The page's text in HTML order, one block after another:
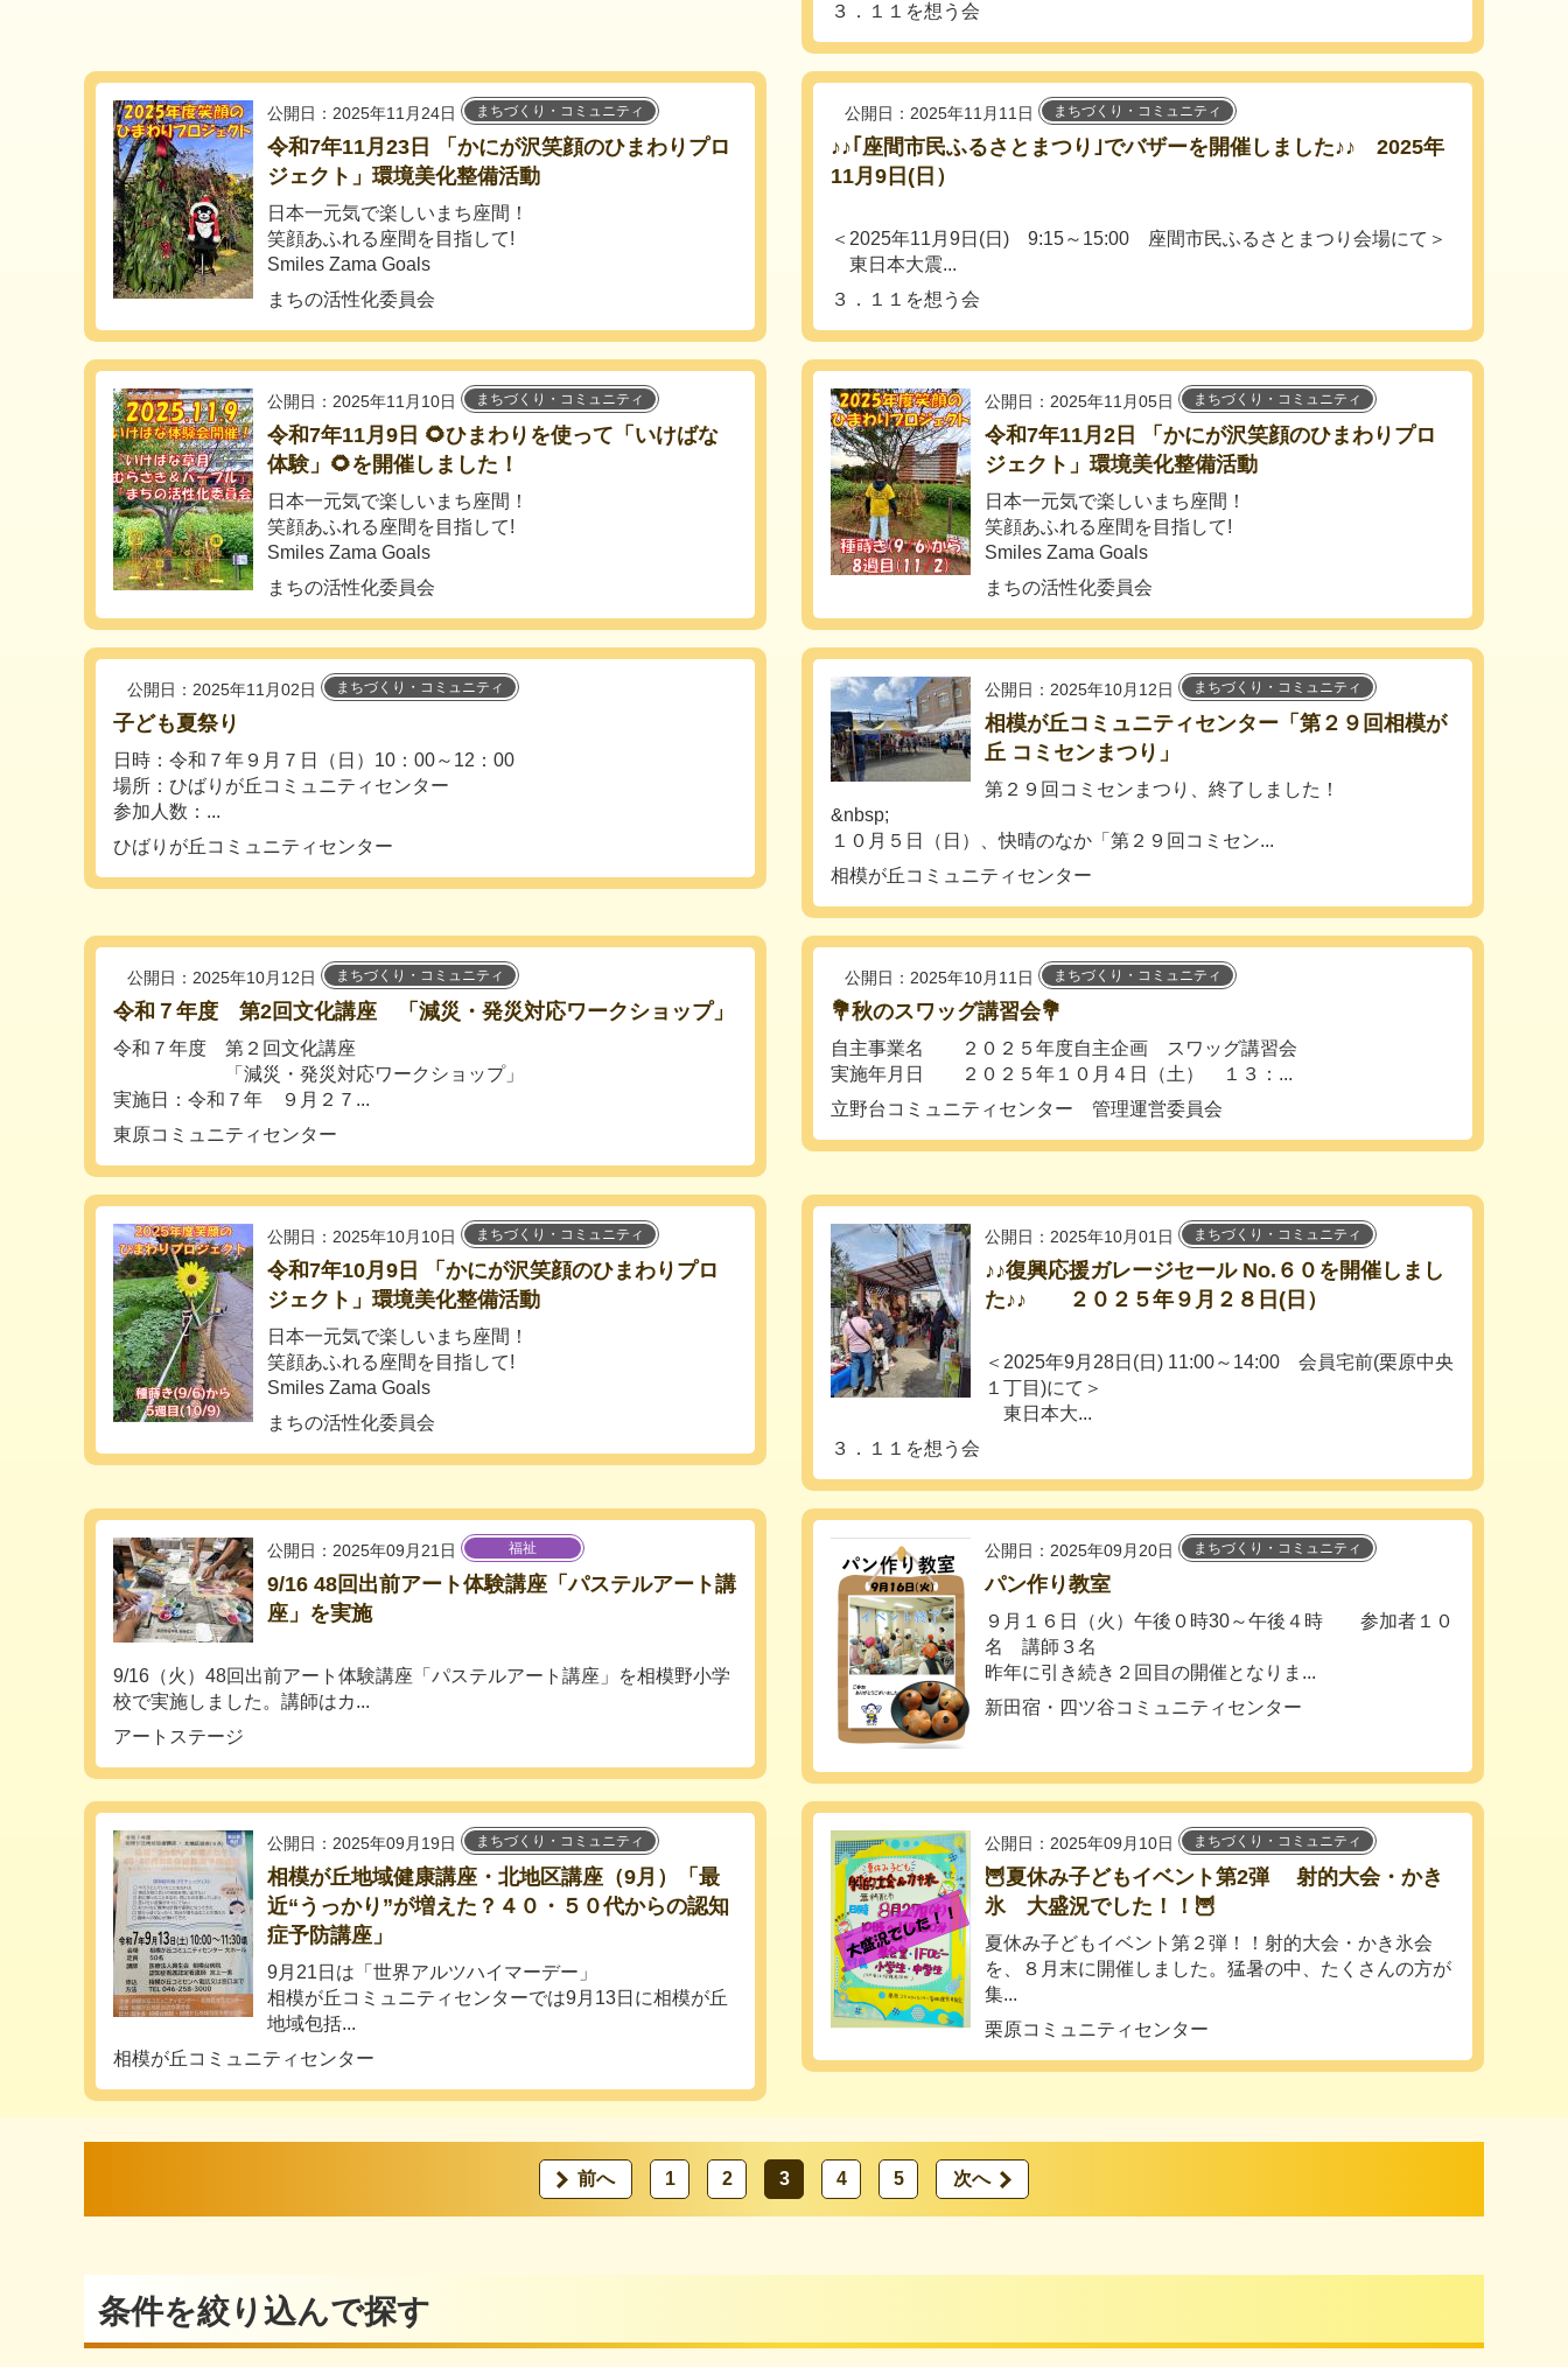
３．１１を想う会
公開日：2025年11月24日 まちづくり・コミュニティ
令和7年11月23日 「かにが沢笑顔のひまわりプロ
ジェクト」環境美化整備活動
日本一元気で楽しいまち座間！
笑顔あふれる座間を目指して!
Smiles Zama Goals
まちの活性化委員会
公開日：2025年11月11日 まちづくり・コミュニティ
♪♪｢座間市民ふるさとまつり｣でバザーを開催しました♪♪ 2025年
11月9日(日）
＜2025年11月9日(日) 9:15～15:00 座間市民ふるさとまつり会場にて＞
東日本大震...
３．１１を想う会
公開日：2025年11月10日 まちづくり・コミュニティ
令和7年11月9日 🌻ひまわりを使って「いけばな
体験」🌻を開催しました！
日本一元気で楽しいまち座間！
笑顔あふれる座間を目指して!
Smiles Zama Goals
まちの活性化委員会
公開日：2025年11月05日 まちづくり・コミュニティ
令和7年11月2日 「かにが沢笑顔のひまわりプロ
ジェクト」環境美化整備活動
日本一元気で楽しいまち座間！
笑顔あふれる座間を目指して!
Smiles Zama Goals
まちの活性化委員会
公開日：2025年11月02日 まちづくり・コミュニティ
子ども夏祭り
日時：令和７年９月７日（日）10：00～12：00
場所：ひばりが丘コミュニティセンター
参加人数：...
ひばりが丘コミュニティセンター
公開日：2025年10月12日 まちづくり・コミュニティ
相模が丘コミュニティセンター「第２９回相模が
丘 コミセンまつり」
第２９回コミセンまつり、終了しました！
&nbsp;
１０月５日（日）、快晴のなか「第２９回コミセン...
相模が丘コミュニティセンター
公開日：2025年10月12日 まちづくり・コミュニティ
令和７年度 第2回文化講座 「減災・発災対応ワークショップ」
令和７年度 第２回文化講座
「減災・発災対応ワークショップ」
実施日：令和７年 ９月２７...
東原コミュニティセンター
公開日：2025年10月11日 まちづくり・コミュニティ
💐秋のスワッグ講習会💐
自主事業名 ２０２５年度自主企画 スワッグ講習会
実施年月日 ２０２５年１０月４日（土） １３：...
立野台コミュニティセンター 管理運営委員会
公開日：2025年10月10日 まちづくり・コミュニティ
令和7年10月9日 「かにが沢笑顔のひまわりプロ
ジェクト」環境美化整備活動
日本一元気で楽しいまち座間！
笑顔あふれる座間を目指して!
Smiles Zama Goals
まちの活性化委員会
公開日：2025年10月01日 まちづくり・コミュニティ
♪♪復興応援ガレージセール No.６０を開催しまし
た♪♪ ２０２５年９月２８日(日）
＜2025年9月28日(日) 11:00～14:00 会員宅前(栗原中央
１丁目)にて＞
東日本大...
３．１１を想う会
公開日：2025年09月21日 福祉
9/16 48回出前アート体験講座「パステルアート講
座」を実施
9/16（火）48回出前アート体験講座「パステルアート講座」を相模野小学
校で実施しました。講師はカ...
アートステージ
公開日：2025年09月20日 まちづくり・コミュニティ
パン作り教室
９月１６日（火）午後０時30～午後４時 参加者１０
名 講師３名
昨年に引き続き２回目の開催となりま...
新田宿・四ツ谷コミュニティセンター
公開日：2025年09月19日 まちづくり・コミュニティ
相模が丘地域健康講座・北地区講座（9月）「最
近“うっかり”が増えた？４０・５０代からの認知
症予防講座」
9月21日は「世界アルツハイマーデー」
相模が丘コミュニティセンターでは9月13日に相模が丘
地域包括...
相模が丘コミュニティセンター
公開日：2025年09月10日 まちづくり・コミュニティ
🦉夏休み子どもイベント第2弾 射的大会・かき
氷 大盛況でした！！🦉
夏休み子どもイベント第２弾！！射的大会・かき氷会
を、８月末に開催しました。猛暑の中、たくさんの方が
集...
栗原コミュニティセンター
前へ 1 2 3 4 5 次へ
条件を絞り込んで探す